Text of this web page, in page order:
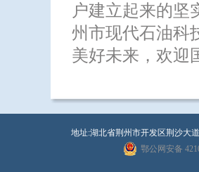
户建立起来的坚
州市现代石油科
美好未来，欢迎
地址:湖北省荆州市开发区荆沙大
鄂公网安备